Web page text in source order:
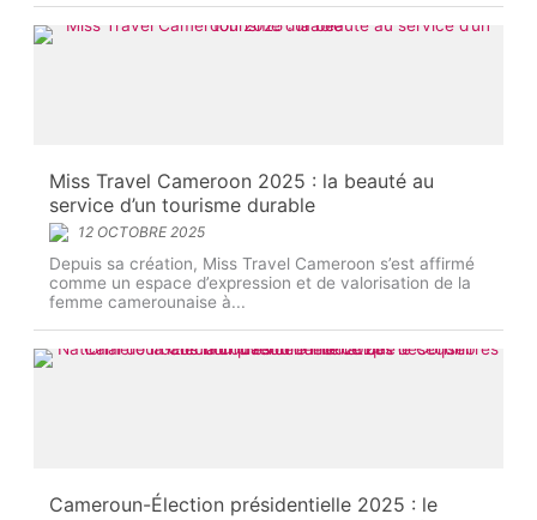
Miss Travel Cameroon 2025 : la beauté au
service d’un tourisme durable
12 OCTOBRE 2025
Depuis sa création, Miss Travel Cameroon s’est affirmé
comme un espace d’expression et de valorisation de la
femme camerounaise à...
Cameroun-Élection présidentielle 2025 : le